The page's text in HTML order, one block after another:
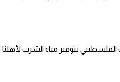
بتوفير مياه الشرب لأهلنا